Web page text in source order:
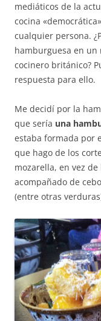
mediáticos de la
cocina
cualquier persona.
hamburguesa en
cocinero británico?
respuesta para ello.
Me decidí por la
que sería una
estaba formada por
que hago de los
mozarella, en vez
acompañado de
(entre otras